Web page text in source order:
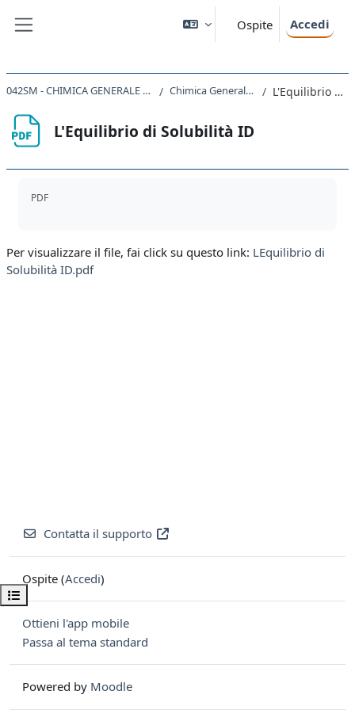
Ospite Accedi
Apri indice del corso
042SM - CHIMICA GENERALE CON LABORATORIO 2021 Chimica Generale - Seconda Parte L'Equilibrio di Solubilità ID
L'Equilibrio di Solubilità ID
PDF
Per visualizzare il file, fai click su questo link: LEquilibrio di
Solubilità ID.pdf
Contatta il supporto
Ospite (Accedi)
Ottieni l'app mobile
Passa al tema standard
Powered by Moodle